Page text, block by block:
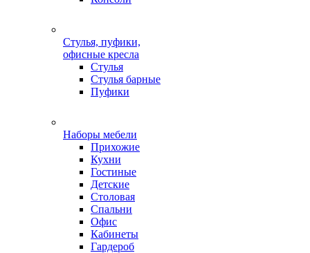
Стулья, пуфики,
офисные кресла
Стулья
Стулья барные
Пуфики
Наборы мебели
Прихожие
Кухни
Гостиные
Детские
Столовая
Спальни
Офис
Кабинеты
Гардероб